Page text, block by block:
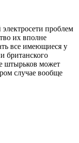
проблем
их вполне
все имеющиеся у
британского
штырьков может
случае вообще